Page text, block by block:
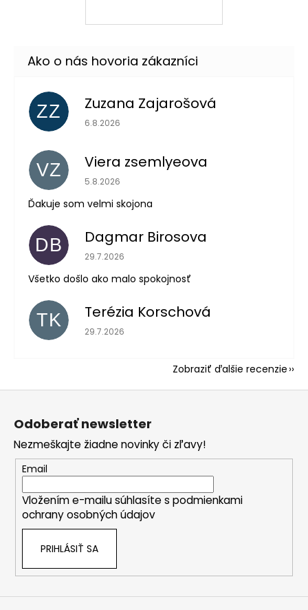
ZZ Zuzana Zajarošová
Hodnotenie obchodu je 5 z 5 hviezdičiek.
6.8.2026
VZ Viera zsemlyeova
Hodnotenie obchodu je 5 z 5 hviezdičiek.
5.8.2026
Ďakuje som velmi skojona
DB Dagmar Birosova
Hodnotenie obchodu je 5 z 5 hviezdičiek.
29.7.2026
Všetko došlo ako malo spokojnosť
TK Terézia Korschová
Hodnotenie obchodu je 5 z 5 hviezdičiek.
29.7.2026
Zobraziť ďalšie recenzie
Z
Odoberať newsletter
Nezmeškajte žiadne novinky či zľavy!
Email
Vložením e-mailu súhlasíte s podmienkami
ochrany osobných údajov
PRIHLÁSIŤ SA